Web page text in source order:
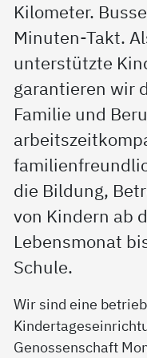
Kilometer.
Minuten-Takt.
unterstützte
garantieren wir
Familie und
die Bildung,
von Kindern ab
Lebensmonat
Schule.
Wir sind eine
Genossenschaft